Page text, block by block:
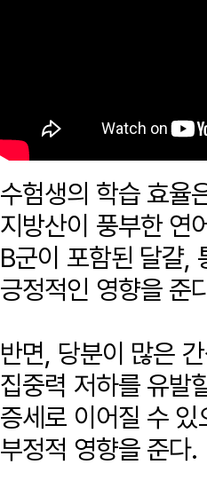
수험생의 학습 효율
지방산이 풍부한 연
B군이 포함된 달걀,
긍정적인 영향을 준
반면, 당분이 많은
집중력 저하를 유발
증세로 이어질 수
부정적 영향을 준다.